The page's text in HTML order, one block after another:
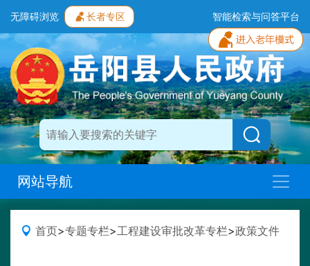
无障碍浏览 长者专区 智能检索与问答平台
网站导航
首页>专题专栏>工程建设审批改革专栏>政策文件